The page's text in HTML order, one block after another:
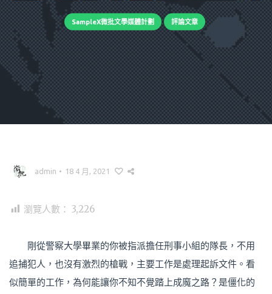
SampleX微批文學媒體計劃 評論文章
admin • 18 4 月, 2021
瀏覽人數： 3,226
剛從警察大學畢業的你被指派擔任刑事小組的隊長，不用
追捕犯人，也沒有激烈的槍戰，主要工作是處理起訴文件。看
似簡單的工作，為何能讓你不知不覺踏上成魔之路？是僵化的